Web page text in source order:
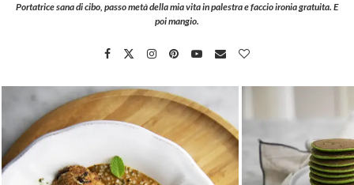
Portatrice sana di cibo, passo metà della mia vita in palestra e faccio ironia gratuita. E
poi mangio.